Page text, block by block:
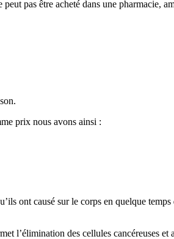
pas être acheté dans une pharmacie,
prix nous avons ainsi :
ont causé sur le corps en quelque temps
l’élimination des cellules cancéreuses et